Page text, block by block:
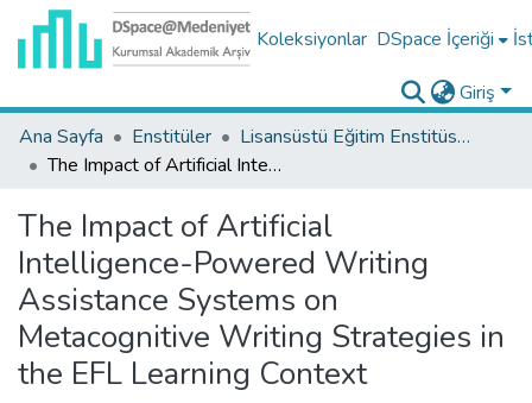
Koleksiyonlar DSpace İçeriği
Giriş
Ana Sayfa
Enstitüler
Lisansüstü Eğitim Enstitüsü Tez Koleksiyonu
The Impact of Artificial Intelligence-Powered Writing Assistance Systems on Metacognitive Writing Strategies in the EFL Learning Context
The Impact of Artificial
Intelligence-Powered Writing
Assistance Systems on
Metacognitive Writing Strategies in
the EFL Learning Context